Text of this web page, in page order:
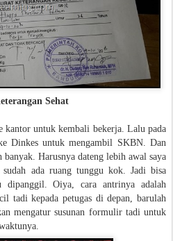
Sehat
kantor untuk kembali bekerja. Lalu pada
Dinkes untuk mengambil SKBN. Dan
Harusnya dateng lebih awal saya
ada ruang tunggu kok. Jadi bisa
dipanggil. Oiya, cara antrinya adalah
tadi kepada petugas di depan, barulah
mengatur susunan formulir tadi untuk